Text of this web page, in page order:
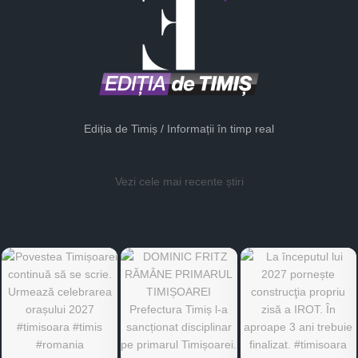
Ediția de Timiș / Informații în timp real
Vezi cele mai recente știri